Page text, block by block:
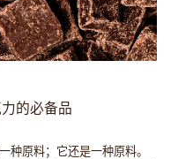
的必备品
种原料；它还是一种原料。